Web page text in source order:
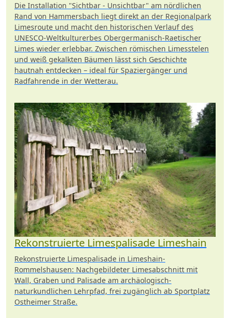
Die Installation "Sichtbar - Unsichtbar" am nördlichen
Rand von Hammersbach liegt direkt an der Regionalpark
Limesroute und macht den historischen Verlauf des
UNESCO-Weltkulturerbes Obergermanisch-Raetischer
Limes wieder erlebbar. Zwischen römischen Limesstelen
und weiß gekalkten Bäumen lässt sich Geschichte
hautnah entdecken – ideal für Spaziergänger und
Radfahrende in der Wetterau.
Rekonstruierte Limespalisade Limeshain
Rekonstruierte Limespalisade in Limeshain-
Rommelshausen: Nachgebildeter Limesabschnitt mit
Wall, Graben und Palisade am archäologisch-
naturkundlichen Lehrpfad, frei zugänglich ab Sportplatz
Ostheimer Straße.